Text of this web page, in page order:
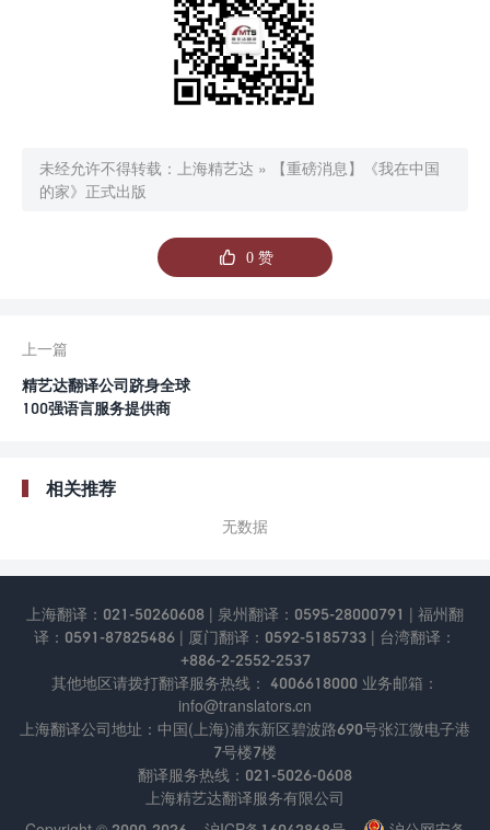
未经允许不得转载： 上海精艺达 »
【重磅消息】《我在中国
的家》正式出版
 0赞
上一篇
精艺达翻译公司跻身全球
100强语言服务提供商
相关推荐
无数据
上海翻译：021-50260608 | 泉州翻译：0595-28000791 | 福州翻
译：0591-87825486 | 厦门翻译：0592-5185733 | 台湾翻译：
+886-2-2552-2537
其他地区请拨打翻译服务热线： 4006618000 业务邮箱：
info@translators.cn
上海翻译公司地址：中国(上海)浦东新区碧波路690号张江微电⼦港
7号楼7楼
翻译服务热线：021-5026-0608
上海精艺达翻译服务有限公司